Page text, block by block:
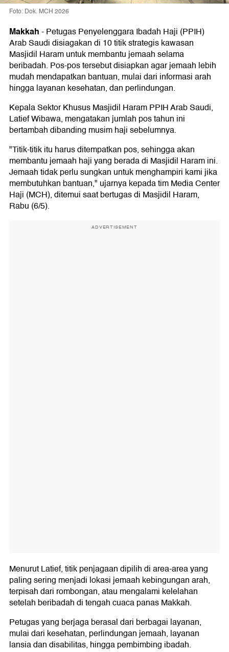
Foto: Dok. MCH 2026
Makkah-Petugas Penyelenggara Ibadah Haji (PPIH)
Arab Saudi disiagakan di 10 titik strategis kawasan
Masjidil Haram untuk membantu jemaah selama
beribadah. Pos-pos tersebut disiapkan agar jemaah lebih
mudah mendapatkan bantuan, mulai dari informasi arah
hingga layanan kesehatan, dan perlindungan.
Kepala Sektor Khusus Masjidil Haram PPIH Arab Saudi,
Latief Wibawa, mengatakan jumlah pos tahun ini
bertambah dibanding musim haji sebelumnya.
"Titik-titik itu harus ditempatkan pos, sehingga akan
membantu jemaah haji yang berada di Masjidil Haram ini.
Jemaah tidak perlu sungkan untuk menghampiri kami jika
membutuhkan bantuan," ujarnya kepada tim Media Center
Haji (MCH), ditemui saat bertugas di Masjidil Haram,
Rabu (6/5).
ADVERTISEMENT
Menurut Latief, titik penjagaan dipilih di area-area yang
paling sering menjadi lokasi jemaah kebingungan arah,
terpisah dari rombongan, atau mengalami kelelahan
setelah beribadah di tengah cuaca panas Makkah.
Petugas yang berjaga berasal dari berbagai layanan,
mulai dari kesehatan, perlindungan jemaah, layanan
lansia dan disabilitas, hingga pembimbing ibadah.